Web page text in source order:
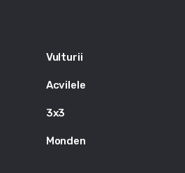
Vulturii
Acvilele
3x3
Monden